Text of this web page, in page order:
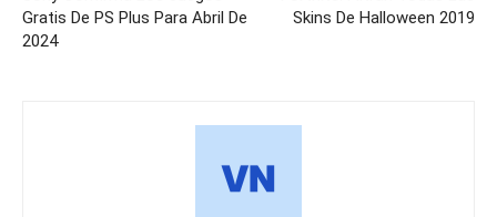
Gratis De PS Plus Para Abril De
2024
Skins De Halloween 2019